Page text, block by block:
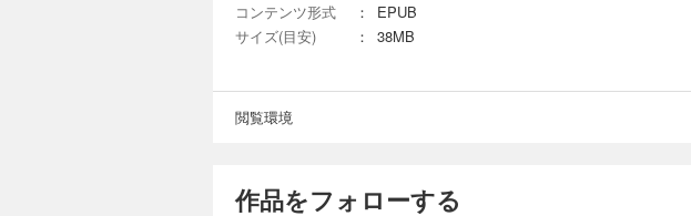
コンテンツ形式
：
EPUB
サイズ(目安)
： 38MB
閲覧環境
作品をフォローする